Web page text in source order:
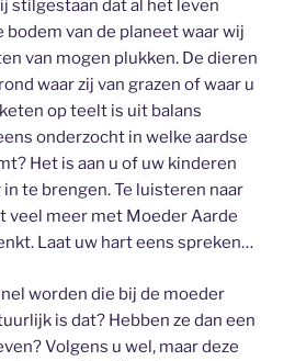
stilgestaan dat al het leven
bodem van de planeet waar wij
van mogen plukken. De dieren
waar zij van grazen of waar u
op teelt is uit balans
onderzocht in welke aardse
Het is aan u of uw kinderen
te brengen. Te luisteren naar
veel meer met Moeder Aarde
Laat uw hart eens spreken…
worden die bij de moeder
is dat? Hebben ze dan een
Volgens u wel, maar deze